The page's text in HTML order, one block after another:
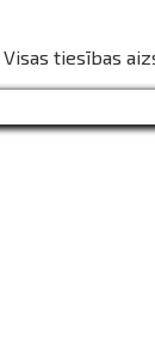
tiesības